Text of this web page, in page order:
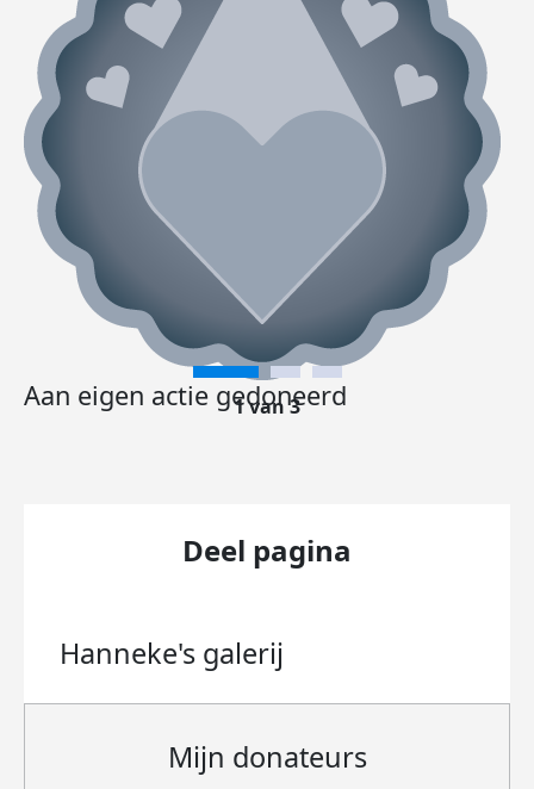
Aan eigen actie gedoneerd
1 van 3
Deel pagina
Hanneke's galerij
Mijn donateurs